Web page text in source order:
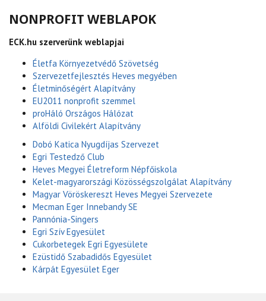
NONPROFIT WEBLAPOK
ECK.hu szerverünk weblapjai
Életfa Környezetvédő Szövetség
Szervezetfejlesztés Heves megyében
Életminőségért Alapítvány
EU2011 nonprofit szemmel
proHáló Országos Hálózat
Alföldi Civilekért Alapítvány
Dobó Katica Nyugdíjas Szervezet
Egri Testedző Club
Heves Megyei Életreform Népfőiskola
Kelet-magyarországi Közösségszolgálat Alapítvány
Magyar Vöröskereszt Heves Megyei Szervezete
Mecman Eger Innebandy SE
Pannónia-Singers
Egri Szív Egyesület
Cukorbetegek Egri Egyesülete
Ezüstidő Szabadidős Egyesület
Kárpát Egyesület Eger